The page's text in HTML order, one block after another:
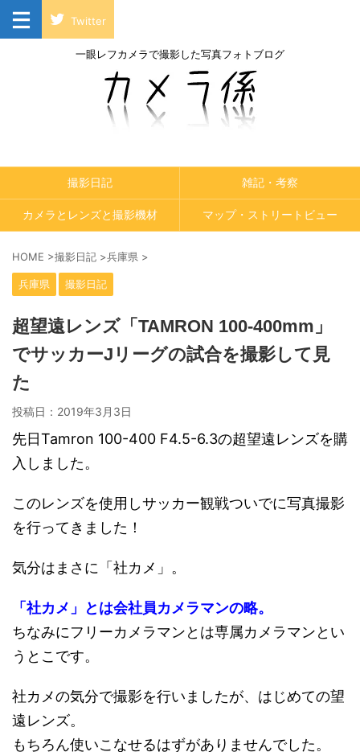
Twitter
一眼レフカメラで撮影した写真フォトブログ
撮影日記 雑記・考察
カメラとレンズと撮影機材 マップ・ストリートビュー
HOME >撮影日記 >兵庫県 >
兵庫県 撮影日記
超望遠レンズ「TAMRON 100-400mm」
でサッカーJリーグの試合を撮影して見
た
投稿日： 2019年3月3日
先日Tamron 100-400 F4.5-6.3の超望遠レンズを購
入しました。
このレンズを使用しサッカー観戦ついでに写真撮影
を行ってきました！
気分はまさに「社カメ」。
「社カメ」とは会社員カメラマンの略。
ちなみにフリーカメラマンとは専属カメラマンとい
うとこです。
社カメの気分で撮影を行いましたが、はじめての望
遠レンズ。
もちろん使いこなせるはずがありませんでした。